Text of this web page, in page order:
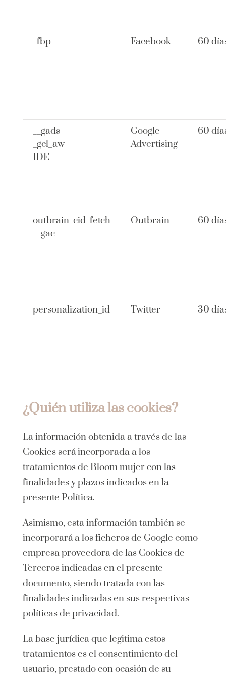
_fbp Facebook 60
__gads
_gcl_aw
IDE
Google
Advertising
60
outbrain_cid_fetch
__gac
Outbrain 60
personalization_id Twitter 30
¿Quién utiliza las cookies?
La información obtenida a través de las
Cookies será incorporada a los
tratamientos de Bloom mujer con las
finalidades y plazos indicados en la
presente Política.
Asimismo, esta información también se
incorporará a los ficheros de Google como
empresa proveedora de las Cookies de
Terceros indicadas en el presente
documento, siendo tratada con las
finalidades indicadas en sus respectivas
políticas de privacidad.
La base jurídica que legitima estos
tratamientos es el consentimiento del
usuario, prestado con ocasión de su